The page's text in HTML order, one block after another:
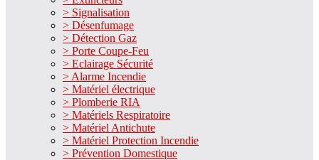
> Signalisation
> Désenfumage
> Détection Gaz
> Porte Coupe-Feu
> Eclairage Sécurité
> Alarme Incendie
> Matériel électrique
> Plomberie RIA
> Matériels Respiratoire
> Matériel Antichute
> Matériel Protection Incendie
> Prévention Domestique